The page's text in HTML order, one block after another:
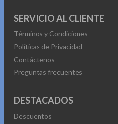
SERVICIO AL CLIENTE
Términos y Condiciones
Políticas de Privacidad
Contáctenos
Preguntas frecuentes
DESTACADOS
Descuentos